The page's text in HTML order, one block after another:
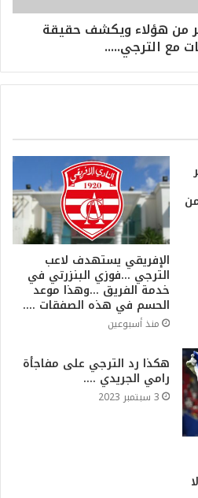
من هؤلاء ويكشف حقيقة
مع الترجي.....
الإفريقي يستهدف لاعب
الترجي …فوزي البنزرتي في
خدمة الفريق …وهذا موعد
الحسم في هذه الصفقات ….
منذ أسبوعين
هكذا رد الترجي على مفاجأة
رامي الجريدي ….
3 سبتمبر 2023